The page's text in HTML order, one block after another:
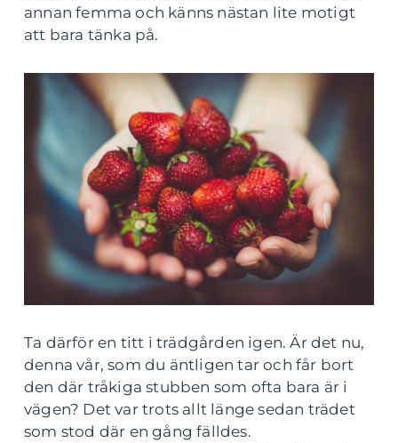
annan femma och känns nästan lite motigt
att bara tänka på.
Ta därför en titt i trädgården igen. Är det nu,
denna vår, som du äntligen tar och får bort
den där tråkiga stubben som ofta bara är i
vägen? Det var trots allt länge sedan trädet
som stod där en gång fälldes.